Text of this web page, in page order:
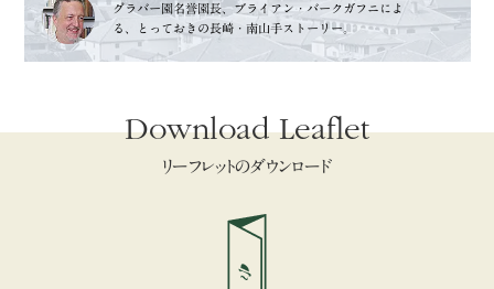
グラバー園名誉園長、ブライアン・バークガフニによ
る、
とっておきの長崎・南山手ストーリー。
Download Leaflet
リーフレットのダウンロード